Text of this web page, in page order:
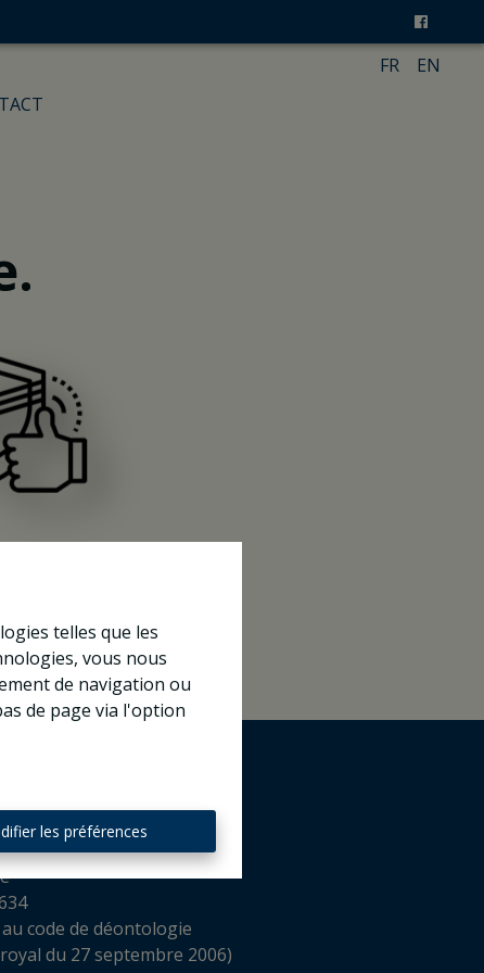
telles que les
vous nous
de navigation ou
de page via l'option
les préférences
FR EN
Intermédiaire en
code de déontologie
du 27 septembre 2006)